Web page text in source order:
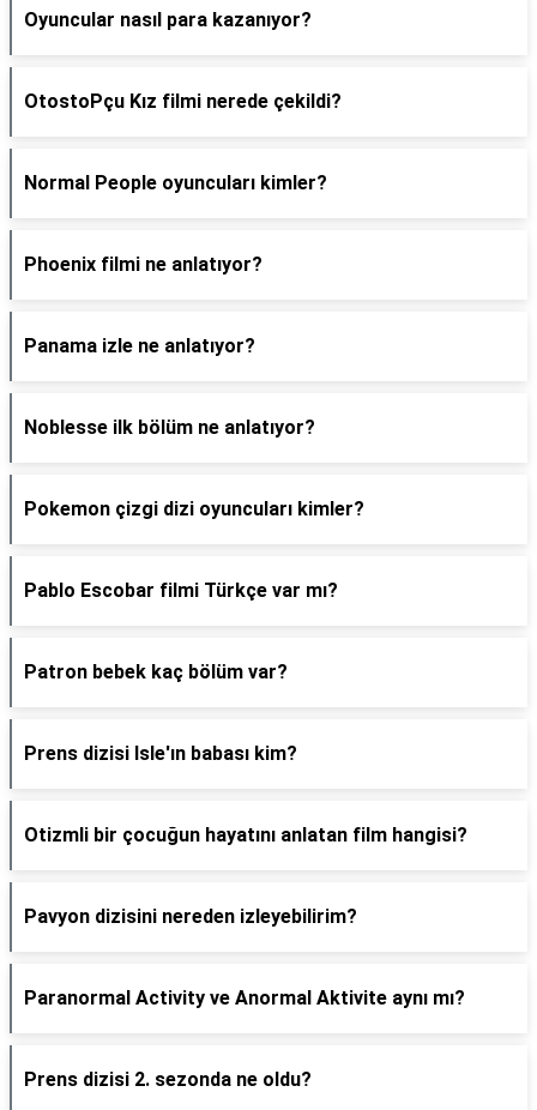
Oyuncular nasıl para kazanıyor?
OtostoPçu Kız filmi nerede çekildi?
Normal People oyuncuları kimler?
Phoenix filmi ne anlatıyor?
Panama izle ne anlatıyor?
Noblesse ilk bölüm ne anlatıyor?
Pokemon çizgi dizi oyuncuları kimler?
Pablo Escobar filmi Türkçe var mı?
Patron bebek kaç bölüm var?
Prens dizisi Isle'ın babası kim?
Otizmli bir çocuğun hayatını anlatan film hangisi?
Pavyon dizisini nereden izleyebilirim?
Paranormal Activity ve Anormal Aktivite aynı mı?
Prens dizisi 2. sezonda ne oldu?